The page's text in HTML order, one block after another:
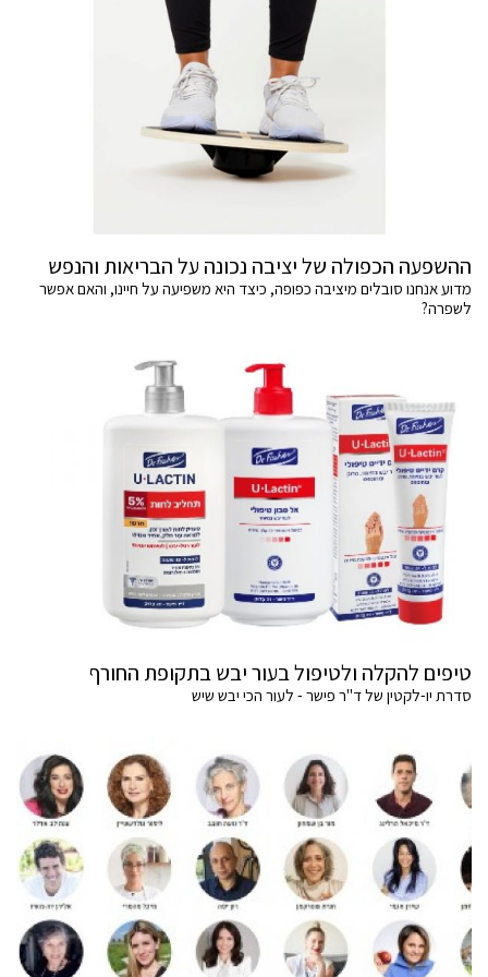
ההשפעה הכפולה של יציבה נכונה על הבריאות והנפש
מדוע אנחנו סובלים מיציבה כפופה, כיצד היא משפיעה על חיינו, והאם אפשר
לשפרה?
טיפים להקלה ולטיפול בעור יבש בתקופת החורף
סדרת יו-לקטין של ד"ר פישר - לעור הכי יבש שיש